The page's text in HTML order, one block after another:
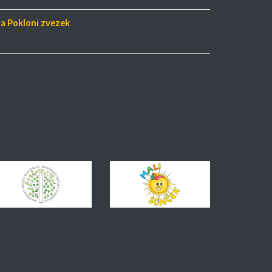
Pokloni zvezek